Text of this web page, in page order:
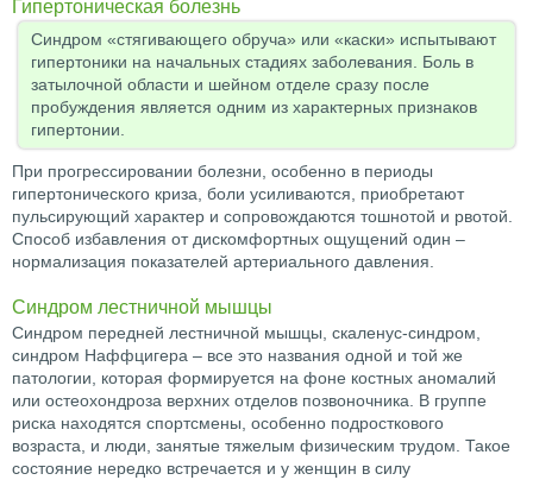
Гипертоническая болезнь
Синдром «стягивающего обруча» или «каски» испытывают
гипертоники на начальных стадиях заболевания. Боль в
затылочной области и шейном отделе сразу после
пробуждения является одним из характерных признаков
гипертонии.
При прогрессировании болезни, особенно в периоды
гипертонического криза, боли усиливаются, приобретают
пульсирующий характер и сопровождаются тошнотой и рвотой.
Способ избавления от дискомфортных ощущений один –
нормализация показателей артериального давления.
Синдром лестничной мышцы
Синдром передней лестничной мышцы, скаленус-синдром,
синдром Наффцигера – все это названия одной и той же
патологии, которая формируется на фоне костных аномалий
или остеохондроза верхних отделов позвоночника. В группе
риска находятся спортсмены, особенно подросткового
возраста, и люди, занятые тяжелым физическим трудом. Такое
состояние нередко встречается и у женщин в силу